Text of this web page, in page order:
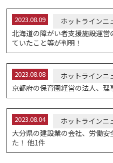
2023.08.09
ホットラインニ
北海道の障がい者支援施設運
ていたこと等が判明！
2023.08.08
ホットラインニ
京都府の保育園経営の法人、
2023.08.04
ホットラインニ
大分県の建設業の会社、労働
た！ 他1件